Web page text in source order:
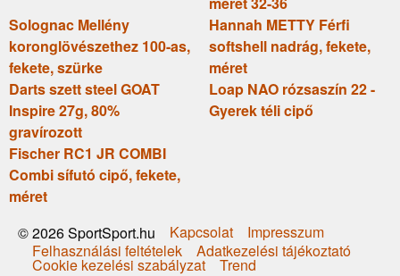
Solognac Mellény
koronglövészethez 100-as,
fekete, szürke
Hannah METTY Férfi
softshell nadrág, fekete,
méret
Darts szett steel GOAT
Inspire 27g, 80%
gravírozott
Loap NAO rózsaszín 22 -
Gyerek téli cipő
Fischer RC1 JR COMBI
Combi sífutó cipő, fekete,
méret
© 2026 SportSport.hu
Kapcsolat
Impresszum
Felhasználási feltételek
Adatkezelési tájékoztató
Cookie kezelési szabályzat Trend